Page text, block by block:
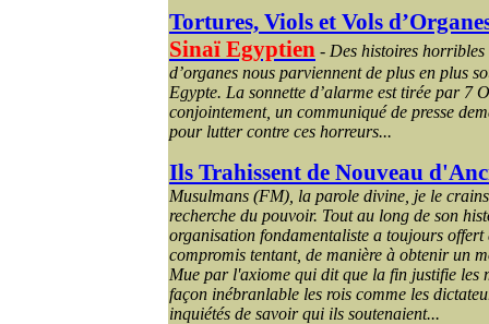
Tortures, Viols et Vols
Sinaï Egyptien - Des histoires
d’organes nous parviennent de plus en plus
Egypte. La sonnette d’alarme est tirée par 7
conjointement, un communiqué de presse
pour lutter contre ces horreurs...
Ils Trahissent de Nouveau
Musulmans (FM), la parole divine, je le
recherche du pouvoir. Tout au long de son
organisation fondamentaliste a toujours
compromis tentant, de manière à obtenir un
Mue par l'axiome qui dit que la fin justifie les
façon inébranlable les rois comme les
inquiétés de savoir qui ils soutenaient...